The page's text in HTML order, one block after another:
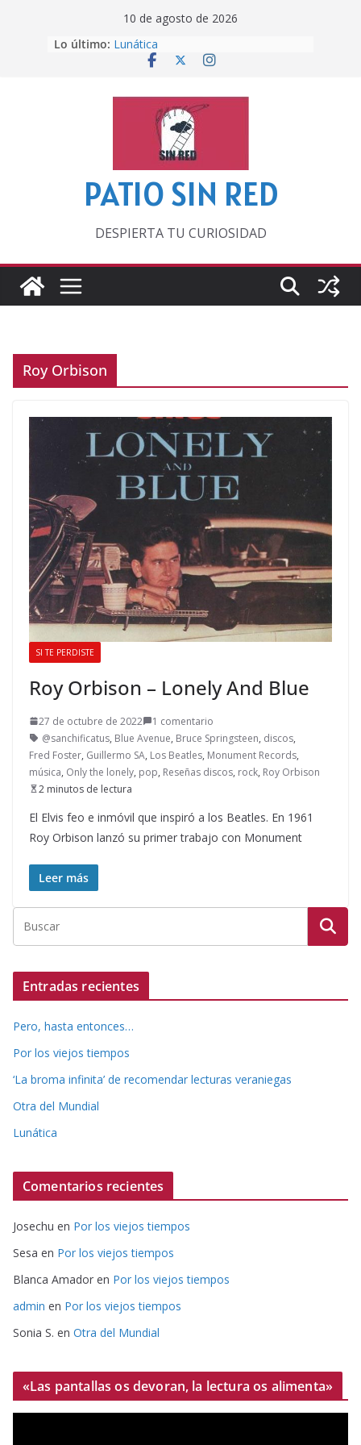
10 de agosto de 2026
Lo último: Lunática
Pero, hasta entonces…
‘La broma infinita’ de recomendar
lecturas veraniegas
Otra del Mundial
PATIO SIN RED
DESPIERTA TU CURIOSIDAD
Roy Orbison
SI TE PERDISTE
Roy Orbison – Lonely And Blue
27 de octubre de 2022
1 comentario
@sanchificatus, Blue Avenue, Bruce Springsteen, discos,
Fred Foster, Guillermo SA, Los Beatles, Monument Records,
música, Only the lonely, pop, Reseñas discos, rock, Roy Orbison
2 minutos de lectura
El Elvis feo e inmóvil que inspiró a los Beatles. En 1961
Roy Orbison lanzó su primer trabajo con Monument
Leer más
Entradas recientes
Pero, hasta entonces…
Por los viejos tiempos
‘La broma infinita’ de recomendar lecturas veraniegas
Otra del Mundial
Lunática
Comentarios recientes
Josechu en Por los viejos tiempos
Sesa en Por los viejos tiempos
Blanca Amador en Por los viejos tiempos
admin en Por los viejos tiempos
Sonia S. en Otra del Mundial
«Las pantallas os devoran, la lectura os alimenta»